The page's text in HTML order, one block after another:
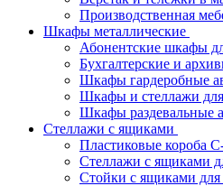
Производственная
Шкафы металлические
Абонентские шкафы
Бухгалтерские и
Шкафы гардеробные
Шкафы и стеллажи
Шкафы раздевальные
Стеллажи с ящиками
Пластиковые короба
Стеллажи с ящиками
Стойки с ящиками для